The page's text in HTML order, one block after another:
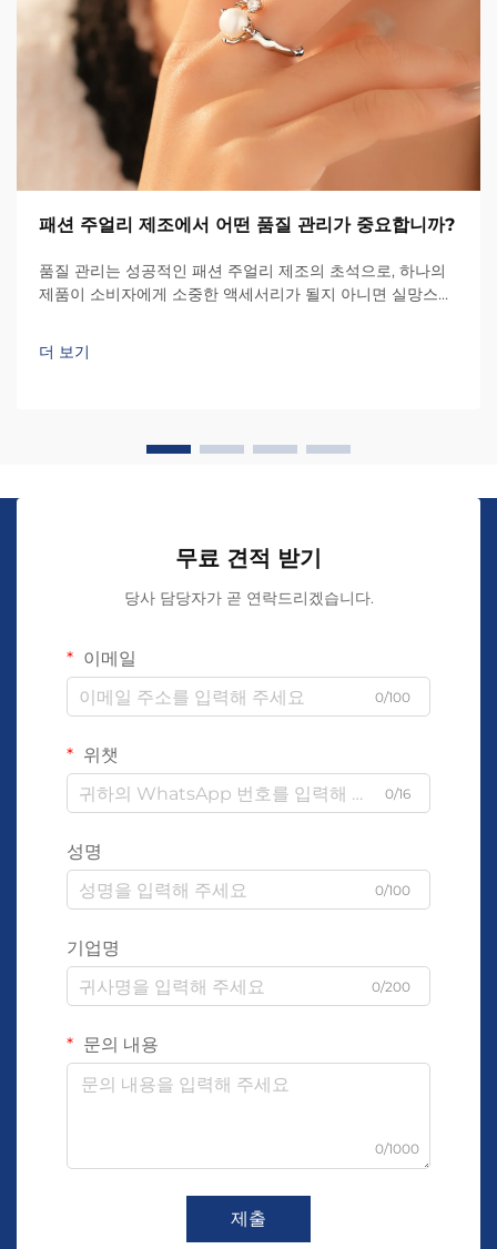
패션 주얼리 제조에서 어떤 품질 관리가 중요합니까?
품질 관리는 성공적인 패션 주얼리 제조의 초석으로, 하나의
제품이 소비자에게 소중한 액세서리가 될지 아니면 실망스러
원에서 지속적으로 높아지고 있는 산업에서...
더 보기
무료 견적 받기
당사 담당자가 곧 연락드리겠습니다.
이메일
0/100
위챗
0/16
성명
0/100
기업명
0/200
문의 내용
0/1000
제출